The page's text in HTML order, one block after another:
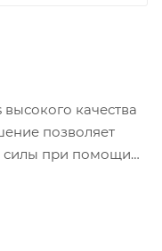
высокого качества
позволяет
силы при помощи
и